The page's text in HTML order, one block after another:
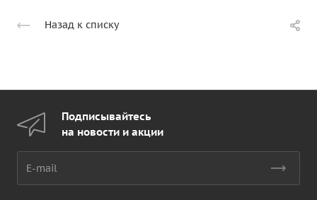
Назад к списку
Подписывайтесь
на новости и акции